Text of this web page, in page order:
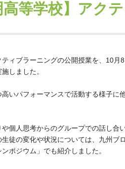
高等学校】アク
ィブラーニングの公開授業を、10月
しました。
いパフォーマンスで活動する様子に
個人思考からのグループでの話し合
徒の変化や状況については、九州ブ
ポジウム」でも紹介しました。